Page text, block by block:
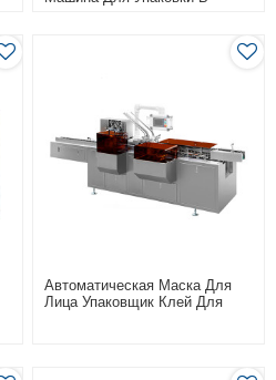
Автоматическая Маска Для
Лица Упаковщик Клей Для